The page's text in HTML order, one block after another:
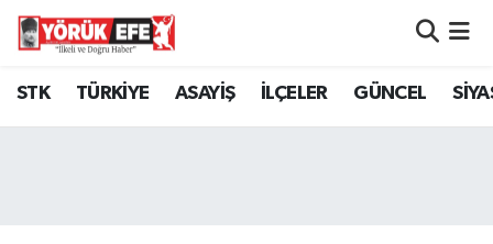
STK TÜRKİYE ASAYİŞ İLÇELER GÜNCEL
Aydın Nöbetçi Eczaneler